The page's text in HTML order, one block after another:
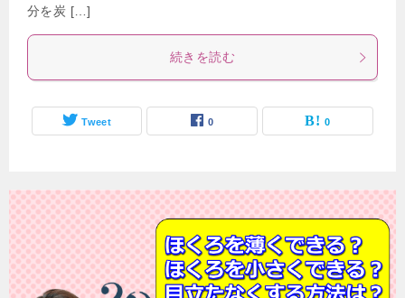
分を炭 […]
続きを読む
Tweet 0 0